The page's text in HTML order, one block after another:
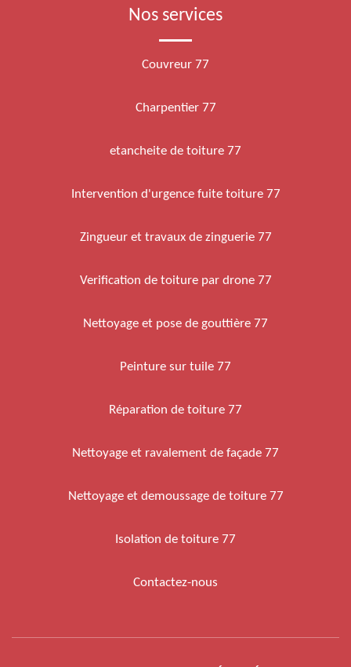
Nos services
Couvreur 77
Charpentier 77
etancheite de toiture 77
Intervention d'urgence fuite toiture 77
Zingueur et travaux de zinguerie 77
Verification de toiture par drone 77
Nettoyage et pose de gouttière 77
Peinture sur tuile 77
Réparation de toiture 77
Nettoyage et ravalement de façade 77
Nettoyage et demoussage de toiture 77
Isolation de toiture 77
Contactez-nous